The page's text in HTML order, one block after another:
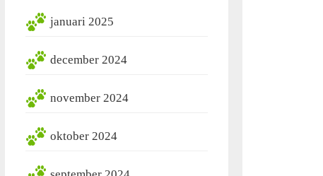
januari 2025
december 2024
november 2024
oktober 2024